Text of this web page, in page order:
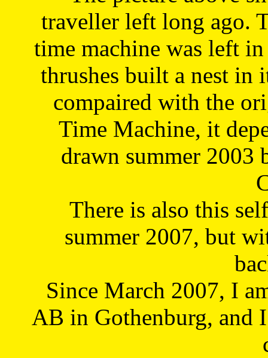
traveller left long ago.
time machine was left
thrushes built a nest in
compaired with the
Time Machine, it
drawn summer 2003
There is also this
summer 2007, but
Since March 2007, I
AB in Gothenburg, and